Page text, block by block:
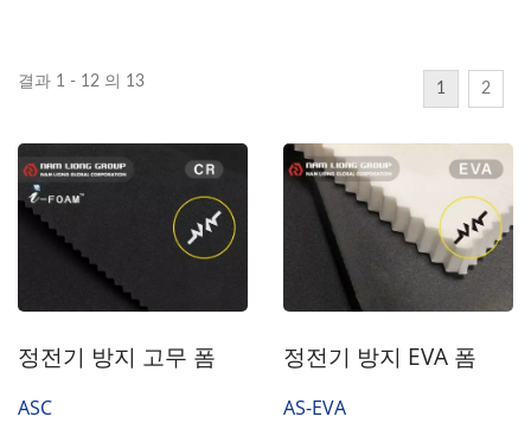
결과 1 - 12 의 13 1 2
정전기 방지 고무 폼
ASC
정전기 방지 EVA 폼
AS-EVA